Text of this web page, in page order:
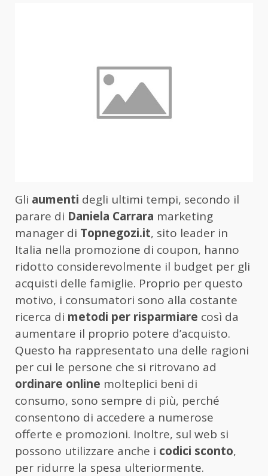
Gli aumenti degli ultimi tempi, secondo il
parare di Daniela Carrara marketing
manager di Topnegozi.it, sito leader in
Italia nella promozione di coupon, hanno
ridotto considerevolmente il budget per gli
acquisti delle famiglie. Proprio per questo
motivo, i consumatori sono alla costante
ricerca di metodi per risparmiare così da
aumentare il proprio potere d’acquisto.
Questo ha rappresentato una delle ragioni
per cui le persone che si ritrovano ad
ordinare online molteplici beni di
consumo, sono sempre di più, perché
consentono di accedere a numerose
offerte e promozioni. Inoltre, sul web si
possono utilizzare anche i codici sconto,
per ridurre la spesa ulteriormente.